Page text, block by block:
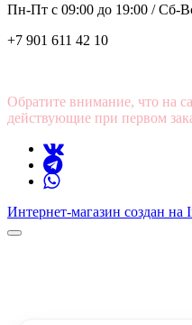
Пн-Пт с 09:00 до 19:00 /Сб-
+7 901 611 42 10
Обратите внимание, что на
действующие при первом
Интернет-магазин создан на